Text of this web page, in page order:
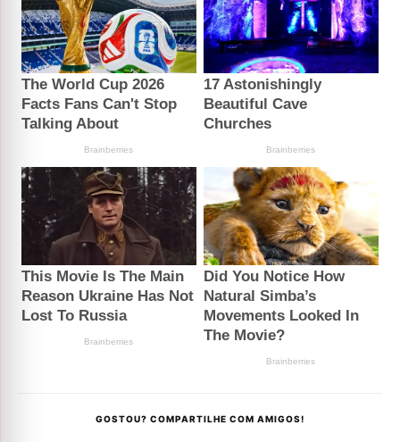
GOSTOU? COMPARTILHE COM AMIGOS!